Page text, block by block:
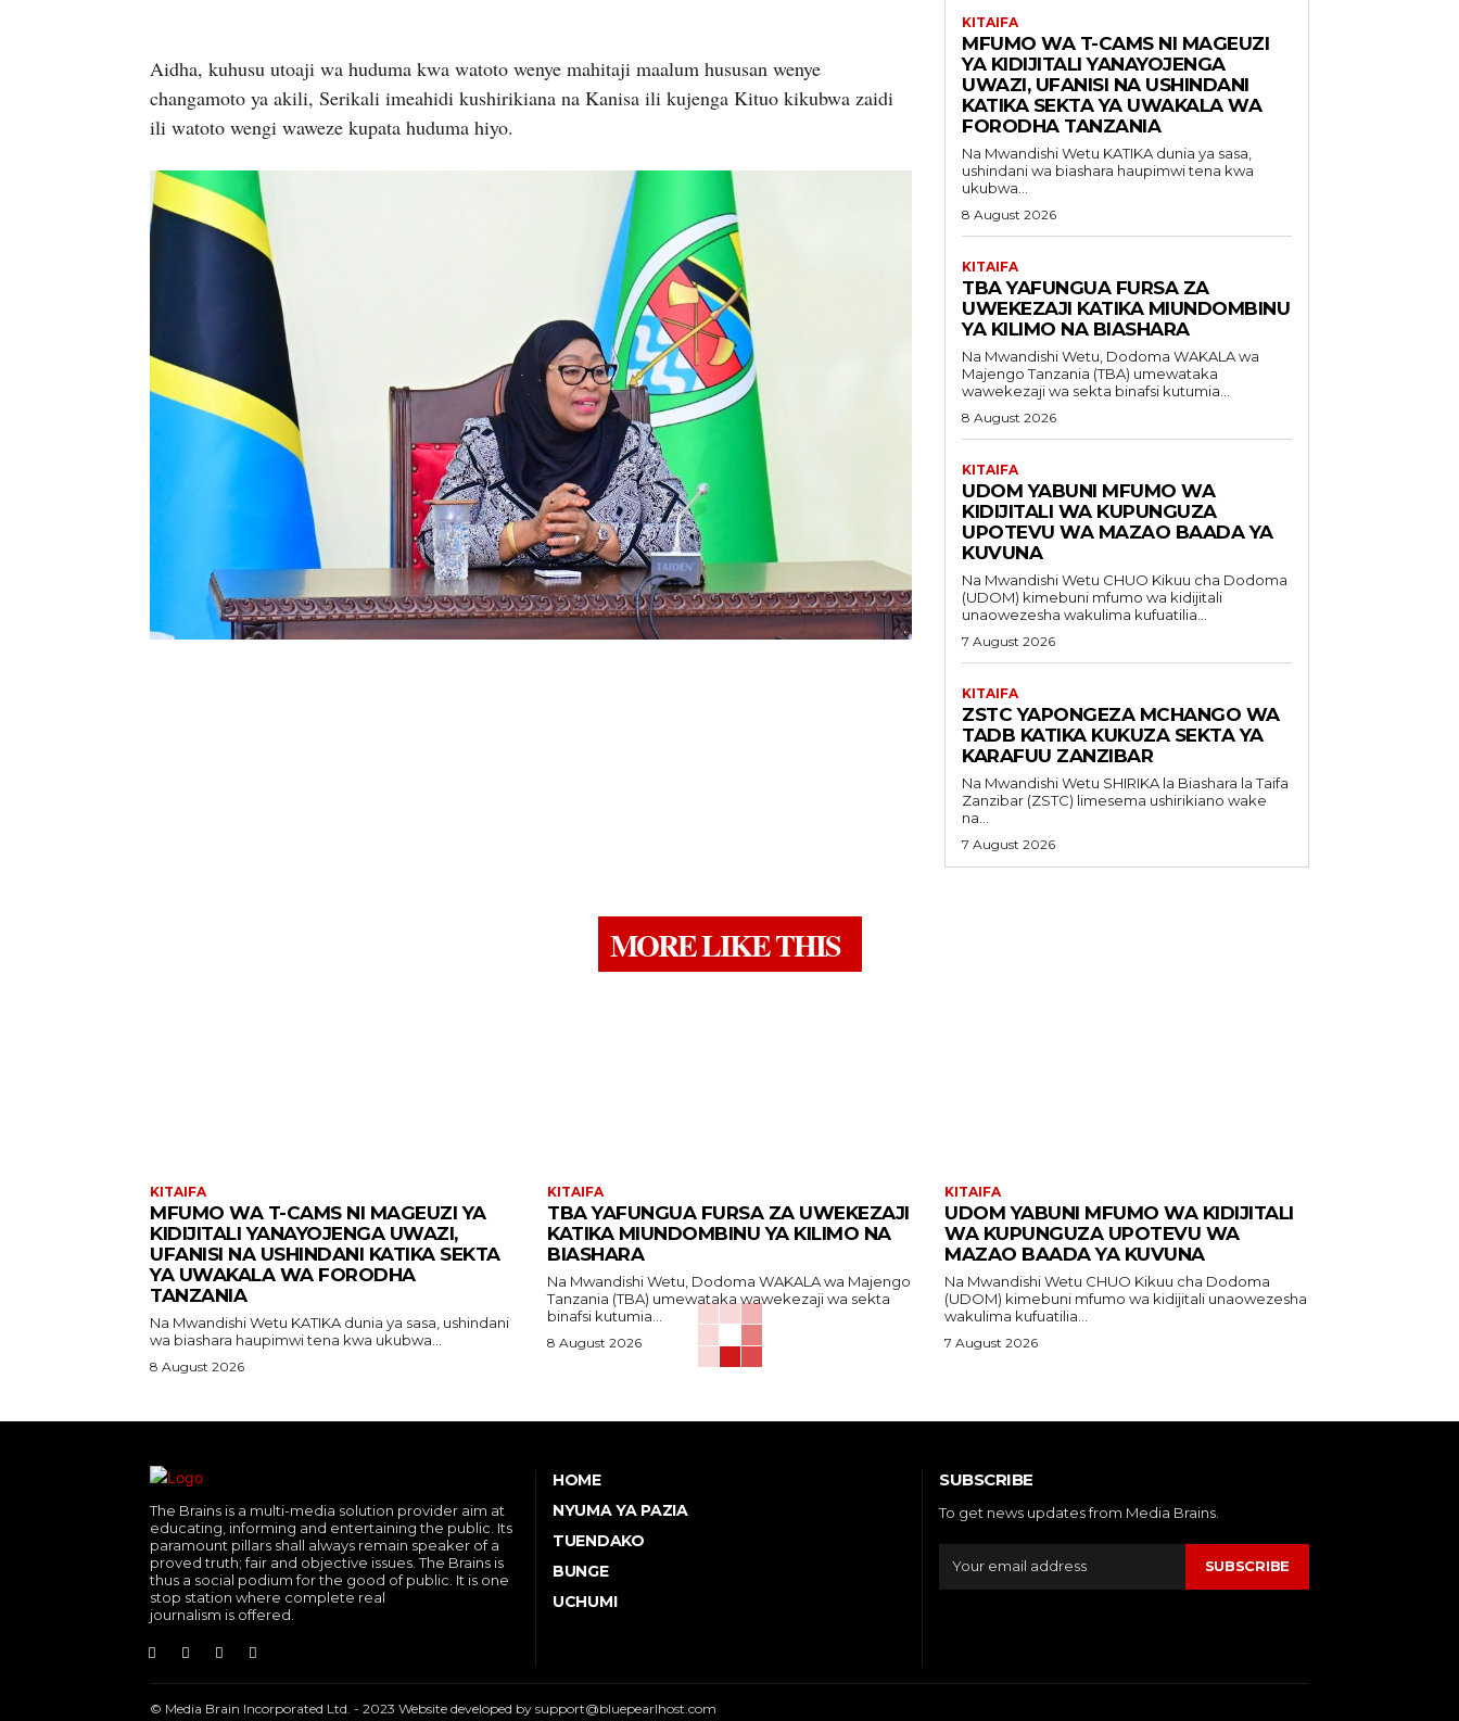
Aidha, kuhusu utoaji wa huduma kwa watoto wenye mahitaji maalum hususan wenye
changamoto ya akili, Serikali imeahidi kushirikiana na Kanisa ili kujenga Kituo kikubwa zaidi
ili watoto wengi waweze kupata huduma hiyo.
KITAIFA
MFUMO WA T-CAMS NI MAGEUZI
YA KIDIJITALI YANAYOJENGA
UWAZI, UFANISI NA USHINDANI
KATIKA SEKTA YA UWAKALA WA
FORODHA TANZANIA
Na Mwandishi Wetu KATIKA dunia ya sasa,
ushindani wa biashara haupimwi tena kwa
ukubwa...
8 August 2026
KITAIFA
TBA YAFUNGUA FURSA ZA
UWEKEZAJI KATIKA MIUNDOMBINU
YA KILIMO NA BIASHARA
Na Mwandishi Wetu, Dodoma WAKALA wa
Majengo Tanzania (TBA) umewataka
wawekezaji wa sekta binafsi kutumia...
8 August 2026
KITAIFA
UDOM YABUNI MFUMO WA
KIDIJITALI WA KUPUNGUZA
UPOTEVU WA MAZAO BAADA YA
KUVUNA
Na Mwandishi Wetu CHUO Kikuu cha Dodoma
(UDOM) kimebuni mfumo wa kidijitali
unaowezesha wakulima kufuatilia...
7 August 2026
KITAIFA
ZSTC YAPONGEZA MCHANGO WA
TADB KATIKA KUKUZA SEKTA YA
KARAFUU ZANZIBAR
Na Mwandishi Wetu SHIRIKA la Biashara la Taifa
Zanzibar (ZSTC) limesema ushirikiano wake
na...
7 August 2026
MORE LIKE THIS
KITAIFA
MFUMO WA T-CAMS NI MAGEUZI YA
KIDIJITALI YANAYOJENGA UWAZI,
UFANISI NA USHINDANI KATIKA SEKTA
YA UWAKALA WA FORODHA
TANZANIA
Na Mwandishi Wetu KATIKA dunia ya sasa, ushindani
wa biashara haupimwi tena kwa ukubwa...
8 August 2026
KITAIFA
TBA YAFUNGUA FURSA ZA UWEKEZAJI
KATIKA MIUNDOMBINU YA KILIMO NA
BIASHARA
Na Mwandishi Wetu, Dodoma WAKALA wa Majengo
Tanzania (TBA) umewataka wawekezaji wa sekta
binafsi kutumia...
8 August 2026
KITAIFA
UDOM YABUNI MFUMO WA KIDIJITALI
WA KUPUNGUZA UPOTEVU WA
MAZAO BAADA YA KUVUNA
Na Mwandishi Wetu CHUO Kikuu cha Dodoma
(UDOM) kimebuni mfumo wa kidijitali unaowezesha
wakulima kufuatilia...
7 August 2026
The Brains is a multi-media solution provider aim at
educating, informing and entertaining the public. Its
paramount pillars shall always remain speaker of a
proved truth; fair and objective issues. The Brains is
thus a social podium for the good of public. It is one
stop station where complete real
journalism is offered.
HOME
NYUMA YA PAZIA
TUENDAKO
BUNGE
UCHUMI
SUBSCRIBE
To get news updates from Media Brains.
SUBSCRIBE
© Media Brain Incorporated Ltd. - 2023 Website developed by support@bluepearlhost.com